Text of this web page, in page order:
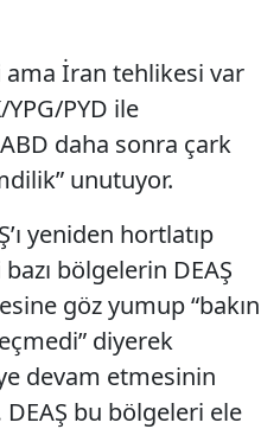
ama İran tehlikesi var
PYD ile
daha sonra çark
unutuyor.
yeniden hortlatıp
bölgelerin DEAŞ
göz yumup “bakın
diyerek
devam etmesinin
DEAŞ bu bölgeleri ele